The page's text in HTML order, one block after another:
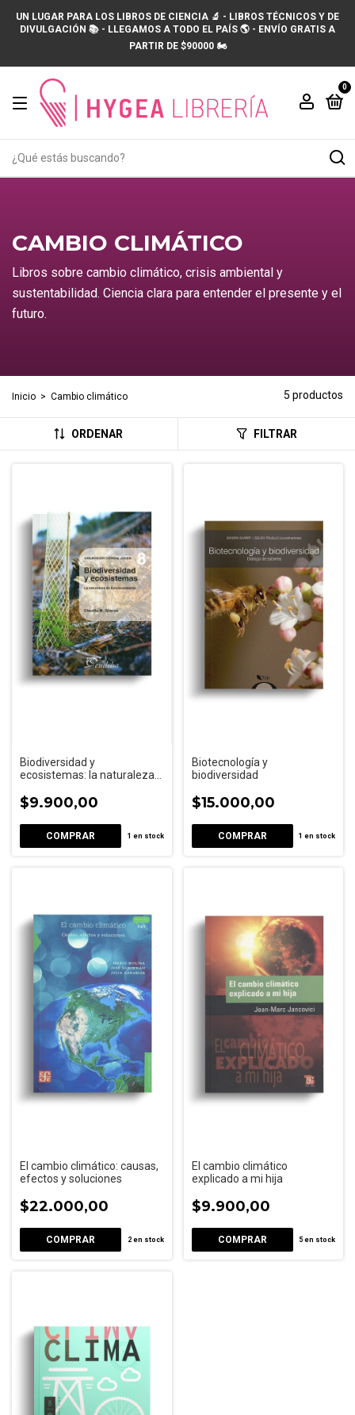
UN LUGAR PARA LOS LIBROS DE CIENCIA 🔬 - LIBROS TÉCNICOS Y DE
DIVULGACIÓN 📚 - LLEGAMOS A TODO EL PAÍS 🌎 - ENVÍO GRATIS A
PARTIR DE $90000 🏍️
0
CAMBIO CLIMÁTICO
Libros sobre cambio climático, crisis ambiental y
sustentabilidad. Ciencia clara para entender el presente y el
futuro.
Inicio > Cambio climático 5 productos
ORDENAR FILTRAR
Biodiversidad y
ecosistemas: la naturaleza
$9.900,00
1 en stock
Biotecnología y
biodiversidad
$15.000,00
1 en stock
El cambio climático: causas,
efectos y soluciones
$22.000,00
2en stock
El cambio climático
explicado a mi hija
$9.900,00
5 en stock